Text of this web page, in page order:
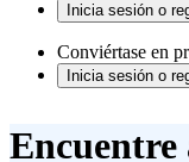
Inicia sesión o
Conviértase en
Inicia sesión o